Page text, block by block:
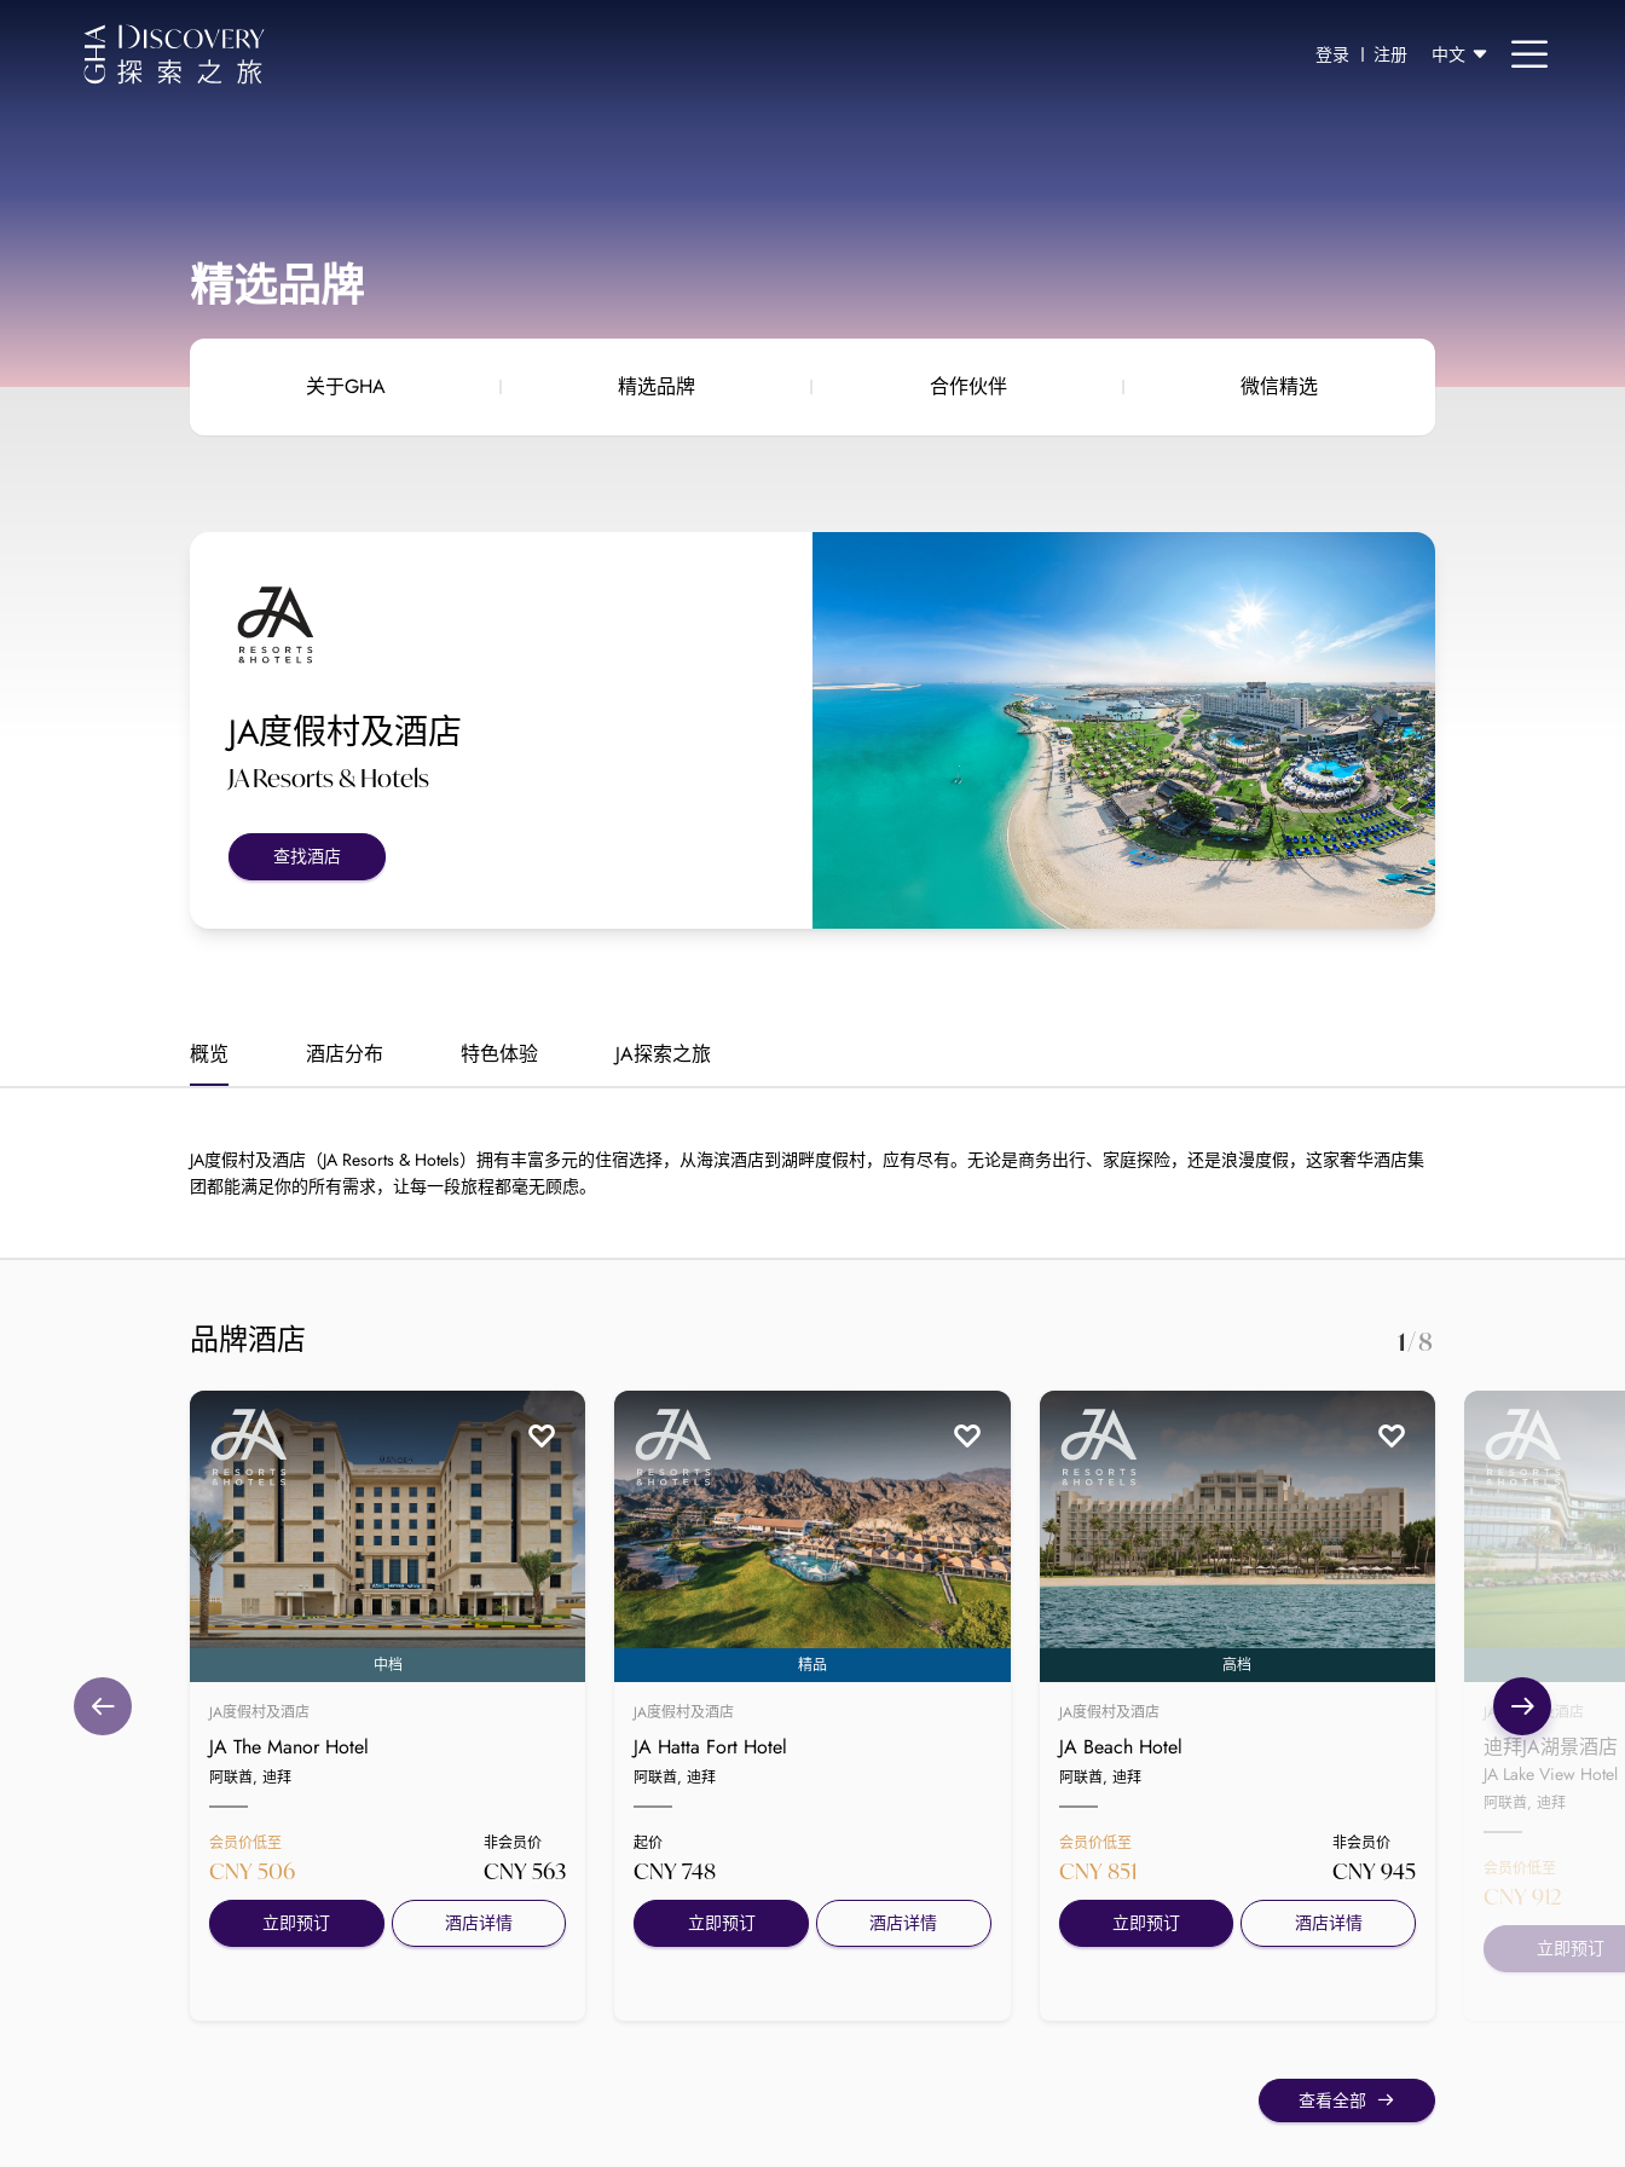
登录 注册 中文
精选品牌
关于GHA 精选品牌 合作伙伴 微信精选
JA度假村及酒店
JA Resorts & Hotels
查找酒店
概览 酒店分布 特色体验 JA探索之旅
JA度假村及酒店（JA Resorts & Hotels）拥有丰富多元的住宿选择，从海滨酒店到湖畔度假村，应有尽有。无论是商务出行、家庭探险，还是浪漫度假，这家奢华酒店集
团都能满足你的所有需求，让每一段旅程都毫无顾虑。
品牌酒店 1/8
中档
JA度假村及酒店
JA The Manor Hotel
阿联酋, 迪拜
会员价低至
CNY 506
非会员价
CNY 563
立即预订 酒店详情
精品
JA度假村及酒店
JA Hatta Fort Hotel
阿联酋, 迪拜
起价
CNY 748
立即预订 酒店详情
高档
JA度假村及酒店
JA Beach Hotel
阿联酋, 迪拜
会员价低至
CNY 851
非会员价
CNY 945
立即预订 酒店详情
JA度假村及酒店
迪拜JA湖景酒店
JA Lake View Hotel
阿联酋, 迪拜
会员价低至
CNY 912
立即预订
查看全部